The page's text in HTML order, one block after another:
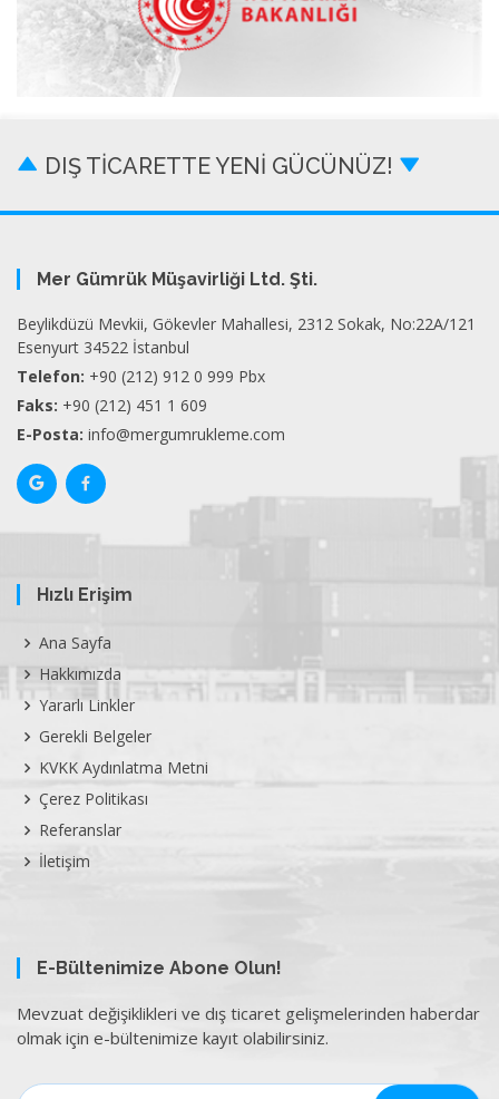
DIŞ TİCARETTE YENİ GÜCÜNÜZ!
Mer Gümrük Müşavirliği Ltd. Şti.
Beylikdüzü Mevkii, Gökevler Mahallesi, 2312 Sokak, No:22A/121
Esenyurt 34522 İstanbul
Telefon: +90 (212) 912 0 999 Pbx
Faks: +90 (212) 451 1 609
E-Posta: info@mergumrukleme.com
Hızlı Erişim
Ana Sayfa
Hakkımızda
Yararlı Linkler
Gerekli Belgeler
KVKK Aydınlatma Metni
Çerez Politikası
Referanslar
İletişim
E-Bültenimize Abone Olun!
Mevzuat değişiklikleri ve dış ticaret gelişmelerinden haberdar
olmak için e-bültenimize kayıt olabilirsiniz.